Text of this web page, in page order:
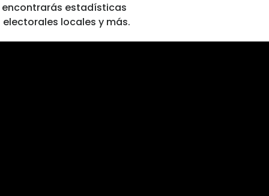
encontrarás estadísticas
locales y más.